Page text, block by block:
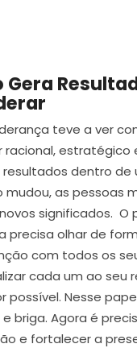
Gera
teve a ver
racional,
dentro de
as pessoas
significados. O
precisa olhar de
com todos os
cada um ao seu
possível. Nesse
briga. Agora é
e fortalecer a